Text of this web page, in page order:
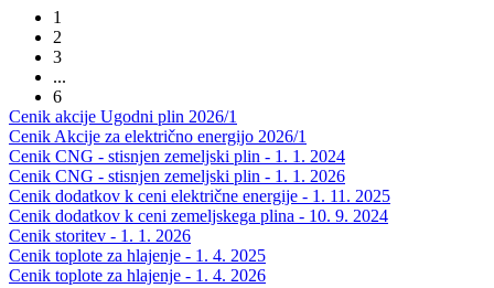
1
2
3
...
6
Cenik akcije Ugodni plin 2026/1
Cenik Akcije za električno energijo 2026/1
Cenik CNG - stisnjen zemeljski plin - 1. 1. 2024
Cenik CNG - stisnjen zemeljski plin - 1. 1. 2026
Cenik dodatkov k ceni električne energije - 1. 11. 2025
Cenik dodatkov k ceni zemeljskega plina - 10. 9. 2024
Cenik storitev - 1. 1. 2026
Cenik toplote za hlajenje - 1. 4. 2025
Cenik toplote za hlajenje - 1. 4. 2026